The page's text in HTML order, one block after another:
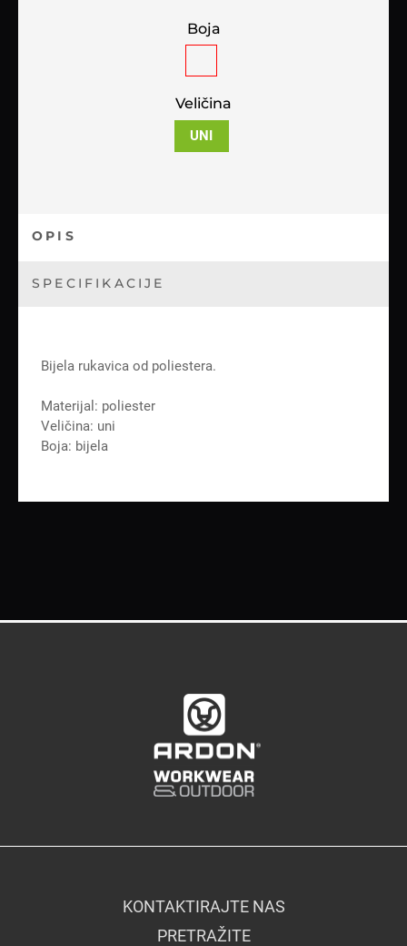
Boja
Veličina
UNI
OPIS
SPECIFIKACIJE
Bijela rukavica od poliestera.
Materijal: poliester
Veličina: uni
Boja: bijela
KONTAKTIRAJTE NAS
PRETRAŽITE